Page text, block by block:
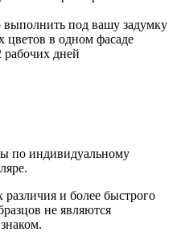
под вашу задумку
цветов в одном фасаде
рабочих дней
по индивидуальному
и более быстрого
не являются